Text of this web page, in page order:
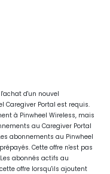
d'un nouvel
Caregiver Portal est requis.
à Pinwheel Wireless, mais
au Caregiver Portal
abonnements au Pinwheel
Cette offre n'est pas
abonnés actifs au
offre lorsqu'ils ajoutent